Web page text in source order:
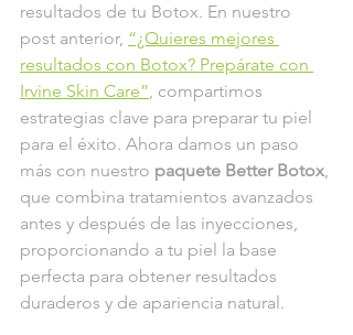
resultados de tu Botox. En nuestro
post anterior, “¿Quieres mejores
resultados con Botox? Prepárate con
Irvine Skin Care”, compartimos
estrategias clave para preparar tu piel
para el éxito. Ahora damos un paso
más con nuestro paquete Better Botox,
que combina tratamientos avanzados
antes y después de las inyecciones,
proporcionando a tu piel la base
perfecta para obtener resultados
duraderos y de apariencia natural.